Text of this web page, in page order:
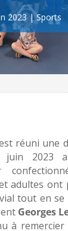
2023|Sports
réuni une
2023
adultes ont
tout en se
Georges
à remercier